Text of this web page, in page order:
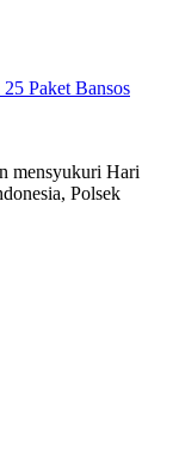
Paket Bansos
mensyukuri Hari
Polsek